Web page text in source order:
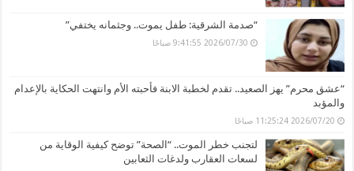
“صدمة الشرقية: طفل يموت.. وجثمانه يختفي”
2026/07/30 9:41:55 صباحًا
“عشق محرم” يهز الصعيد.. تقدم لخطبة الابنة فأحبته الأم وانتهت الحكاية بالإعدام
والمؤبد
2026/07/20 11:25:24 صباحًا
لتجنب خطر الموت.. “الصحة” توضح كيفية الوقاية من
لسعات العقارب ولدغات الثعابين